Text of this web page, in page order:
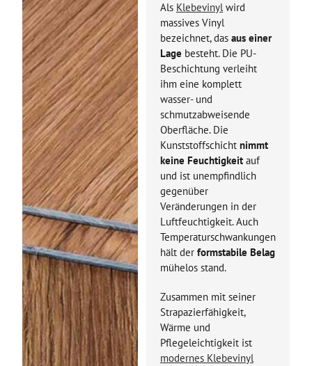
Als Klebevinylwird
massives Vinyl
bezeichnet, das aus einer
Lage besteht. Die PU-
Beschichtung verleiht
ihm eine komplett
wasser- und
schmutzabweisende
Oberfläche. Die
Kunststoffschicht nimmt
keine Feuchtigkeit auf
und ist unempfindlich
gegenüber
Veränderungen in der
Luftfeuchtigkeit. Auch
Temperaturschwankungen
hält der formstabile Belag
mühelos stand.
Zusammen mit seiner
Strapazierfähigkeit,
Wärme und
Pflegeleichtigkeit ist
modernes Klebevinyl